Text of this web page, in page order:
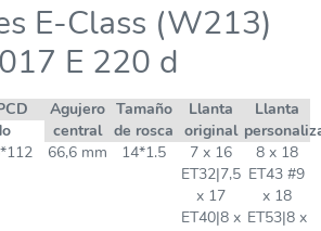
E-Class (W213)
E 220 d
Agujero
central
Tamaño
de rosca
Llanta
original
Llanta
66,6 mm 14*1.5
7 x 16
ET32|7,5
x 17
ET40|8 x
8 x 18
ET43 #9
x 18
ET53|8 x